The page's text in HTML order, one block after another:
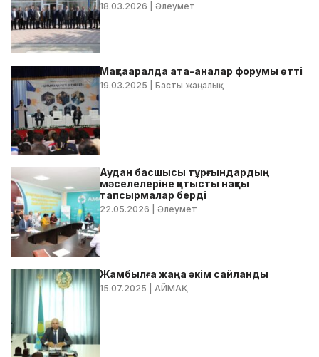
18.03.2026 | Әлеумет
Мақтааралда ата-аналар форумы өтті
19.03.2025 | Басты жаңалық
Аудан басшысы тұрғындардың
мәселелеріне қатысты нақты
тапсырмалар берді
22.05.2026 | Әлеумет
Жамбылға жаңа әкім сайланды
15.07.2025 | АЙМАҚ